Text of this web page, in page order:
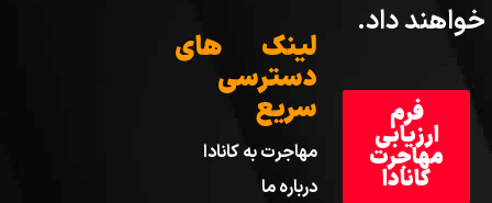
خواهند داد.
فرم
ارزیابی
مهاجرت
کانادا
لینک های
دسترسی
سریع
مهاجرت به کانادا
درباره ما